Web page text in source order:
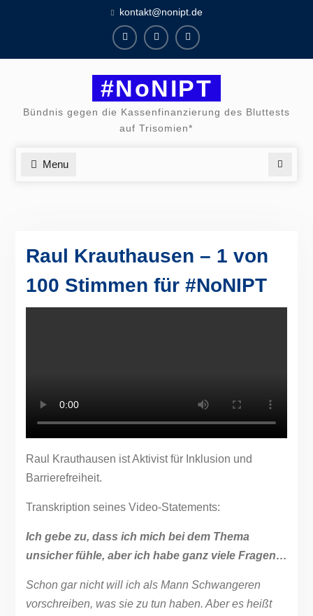
kontakt@nonipt.de
FacebookInstagram
Twitter
#NoNIPT
Bündnis gegen die Kassenfinanzierung des Bluttests
auf Trisomien*
Menu
Raul Krauthausen – 1 von
100 Stimmen für #NoNIPT
Raul Krauthausen ist Aktivist für Inklusion und
Barrierefreiheit.
Transkription seines Video-Statements:
Ich gebe zu, dass ich mich bei dem Thema
unsicher fühle, aber ich habe ganz viele Fragen…
Schon gar nicht will ich als Mann Schwangeren
vorschreiben, was sie zu tun haben. Aber es heißt